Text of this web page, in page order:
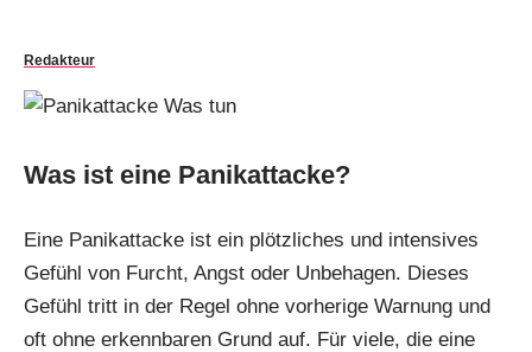
Redakteur
Was ist eine Panikattacke?
Eine Panikattacke ist ein plötzliches und intensives
Gefühl von Furcht, Angst oder Unbehagen. Dieses
Gefühl tritt in der Regel ohne vorherige Warnung und
oft ohne erkennbaren Grund auf. Für viele, die eine